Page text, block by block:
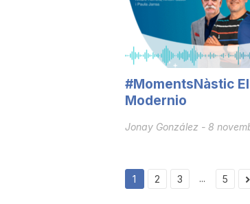
#MomentsNàstic
Modernio
Jonay González - 8
1 2 3 ... 5